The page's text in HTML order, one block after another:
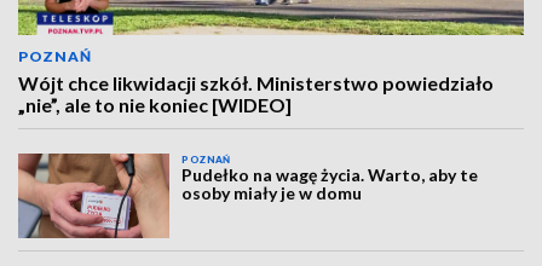
POZNAŃ
Wójt chce likwidacji szkół. Ministerstwo powiedziało
„nie”, ale to nie koniec [WIDEO]
POZNAŃ
Pudełko na wagę życia. Warto, aby te
osoby miały je w domu